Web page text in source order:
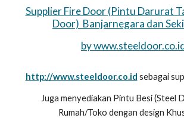
Supplier Fire Door (Pintu Darurat
Door) Banjarnegara dan
by
http://www.steeldoor.co.id sebagai
Juga menyediakan Pintu Besi (Steel
Rumah/Toko dengan design